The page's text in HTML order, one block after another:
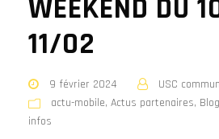
WEEKEND DU
11/02
9 février 2024
USC
actu-mobile, Actus partenaires, Blog
infos